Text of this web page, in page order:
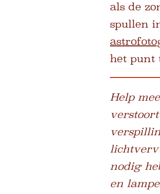
als de
spullen
het punt
Help
nodig
en